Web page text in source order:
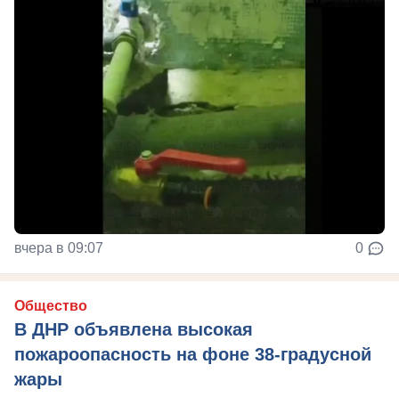
вчера в 09:07 0
Общество
В ДНР объявлена высокая
пожароопасность на фоне 38-градусной
жары